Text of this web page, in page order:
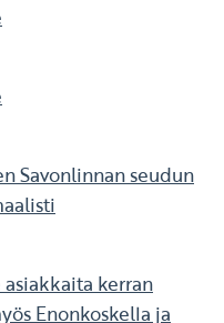
Savonlinnan seudun
kerran
Enonkoskella ja